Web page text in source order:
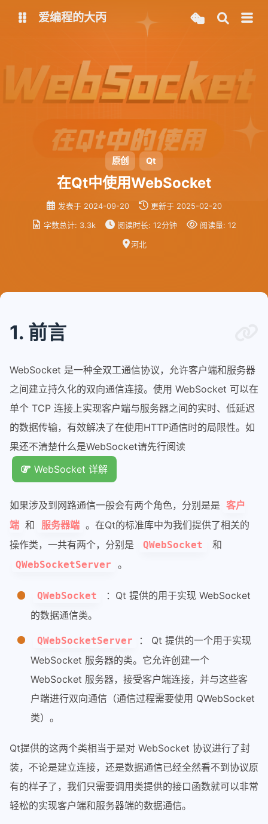
大丙课堂 微信公众号
微信
码云
了凡四训 俞静公遇灶神记
心经
爱编程的大丙
原创 Qt
在Qt中使用WebSocket
发表于 2024-09-20 更新于 2025-02-20
字数总计: 3.3k 阅读时长: 12分钟 阅读量: 12
河北
1. 前言
WebSocket 是一种全双工通信协议，允许客户端和服务器
之间建立持久化的双向通信连接。使用 WebSocket 可以在
单个 TCP 连接上实现客户端与服务器之间的实时、低延迟
的数据传输，有效解决了在使用HTTP通信时的局限性。如
果还不清楚什么是WebSocket请先行阅读
WebSocket 详解
如果涉及到网路通信一般会有两个角色，分别是是 客户
端 和 服务器端 。在Qt的标准库中为我们提供了相关的
操作类，一共有两个，分别是
QWebSocket 和
QWebSocketServer 。
QWebSocket
：Qt 提供的用于实现 WebSocket
的数据通信类。
QWebSocketServer
： Qt 提供的一个用于实现
WebSocket 服务器的类。它允许创建一个
WebSocket 服务器，接受客户端连接，并与这些客
户端进行双向通信（通信过程需要使用 QWebSocket
类）。
Qt提供的这两个类相当于是对 WebSocket 协议进行了封
装，不论是建立连接，还是数据通信已经全然看不到协议原
有的样子了，我们只需要调用类提供的接口函数就可以非常
轻松的实现客户端和服务器端的数据通信。